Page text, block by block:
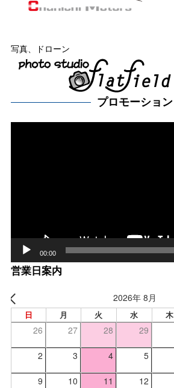
写真、ドローン
プロモーション
00:00
営業日案内
2026年 8月
日 月 火 水 木
26 27 28 29
2 3 4 5
9 10 11 12